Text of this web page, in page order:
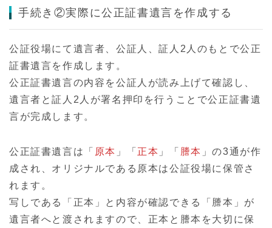
手続き②実際に公正証書遺言を作成する
公証役場にて遺言者、公証人、証人2人のもとで公正
証書遺言を作成します。
公正証書遺言の内容を公証人が読み上げて確認し、
遺言者と証人2人が署名押印を行うことで公正証書遺
言が完成します。
公正証書遺言は「 原本 」「 正本 」「 謄本 」の3通が作
成され、オリジナルである原本は公証役場に保管さ
れます。
写しである「正本」と内容が確認できる「謄本」が
遺言者へと渡されますので、正本と謄本を大切に保